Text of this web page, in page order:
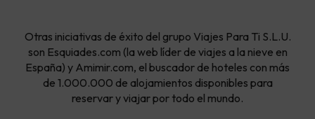
Otras iniciativas de éxito del grupo Viajes Para Ti S.L.U.
son Esquiades.com (la web líder de viajes a la nieve en
España) y Amimir.com, el buscador de hoteles con más
de 1.000.000 de alojamientos disponibles para
reservar y viajar por todo el mundo.